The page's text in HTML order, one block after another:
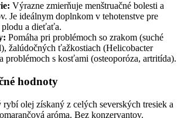
Výrazne zmierňuje menštruačné bolesti a
Je ideálnym doplnkom v tehotenstve pre
a dieťaťa.
Pomáha pri problémoch so zrakom (suché
žalúdočných ťažkostiach (Helicobacter
problémoch s kosťami (osteoporóza, artritída).
hodnoty
olej získaný z celých severských tresiek a
aróma. Bez konzervantov.